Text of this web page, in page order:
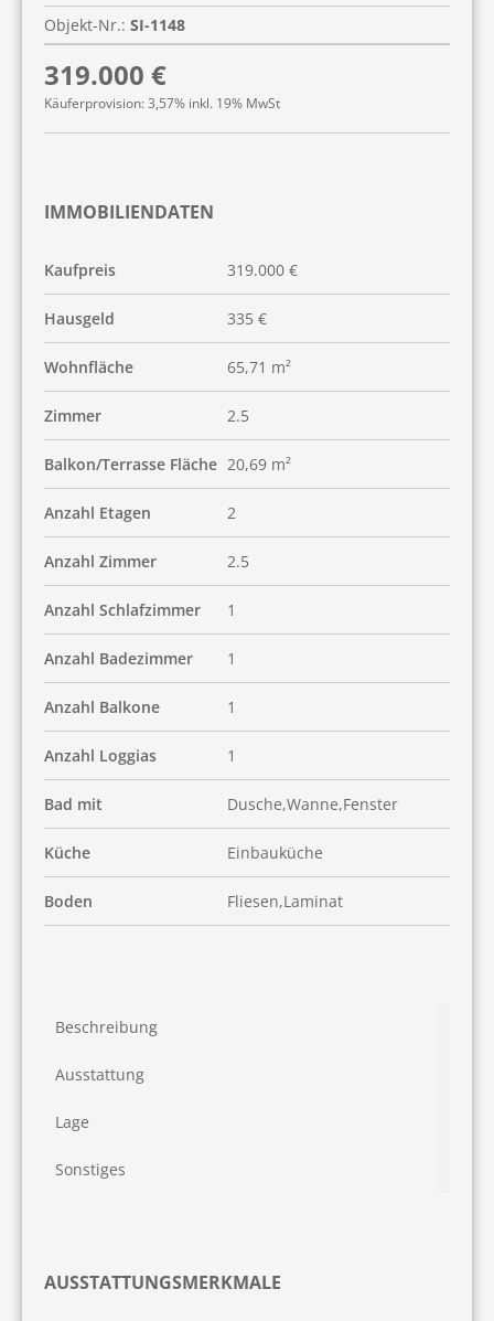
Objekt-Nr.: SI-1148
319.000 €
Käuferprovision: 3,57% inkl. 19% MwSt
IMMOBILIENDATEN
Kaufpreis 319.000 €
Hausgeld 335 €
Wohnfläche 65,71 m²
Zimmer 2.5
Balkon/Terrasse Fläche 20,69 m²
Anzahl Etagen 2
Anzahl Zimmer 2.5
Anzahl Schlafzimmer 1
Anzahl Badezimmer 1
Anzahl Balkone 1
Anzahl Loggias 1
Bad mit Dusche,Wanne,Fenster
Küche Einbauküche
Boden Fliesen,Laminat
Beschreibung
Ausstattung
Lage
Sonstiges
AUSSTATTUNGSMERKMALE